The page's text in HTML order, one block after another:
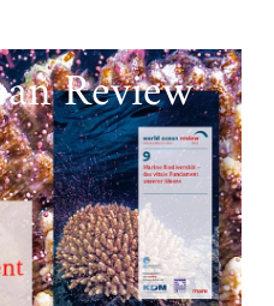
Review